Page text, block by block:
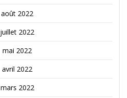
août 2022
juillet 2022
mai 2022
avril 2022
mars 2022